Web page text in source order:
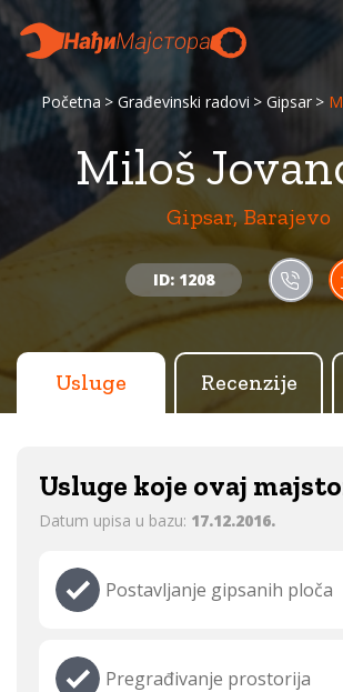
Početna Građevinski radovi Gipsar
Miloš
Gipsar, Barajevo
ID: 1208
Usluge Recenzije
Usluge koje ovaj
Datum upisa u bazu: 17.12.2016.
Postavljanje gipsanih ploča
Pregrađivanje prostorija